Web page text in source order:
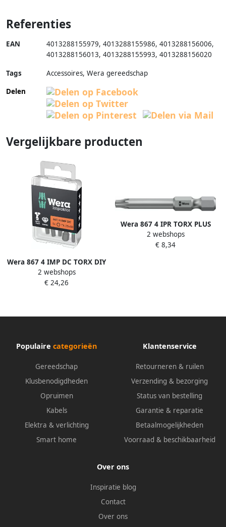
Referenties
EAN 4013288155979, 4013288155986, 4013288156006,
4013288156013, 4013288155993, 4013288156020
Tags
Accessoires, Wera gereedschap
Delen
Vergelijkbare producten
Wera 867 4 IMP DC TORX DIY
Impaktor Bits TX 25 x 50 mm
5-delig 05057665001
2 webshops
€ 24,26
Wera 867 4 IPR TORX PLUS
Bits met Boring 10 IPR x 89
mm 1 stuk(s) 05134657001
2 webshops
€ 8,34
Populaire categorieën
Gereedschap
Klusbenodigdheden
Opruimen
Kabels
Elektra & verlichting
Smart home
Klantenservice
Retourneren & ruilen
Verzending & bezorging
Status van bestelling
Garantie & reparatie
Betaalmogelijkheden
Voorraad & beschikbaarheid
Over ons
Inspiratie blog
Contact
Over ons